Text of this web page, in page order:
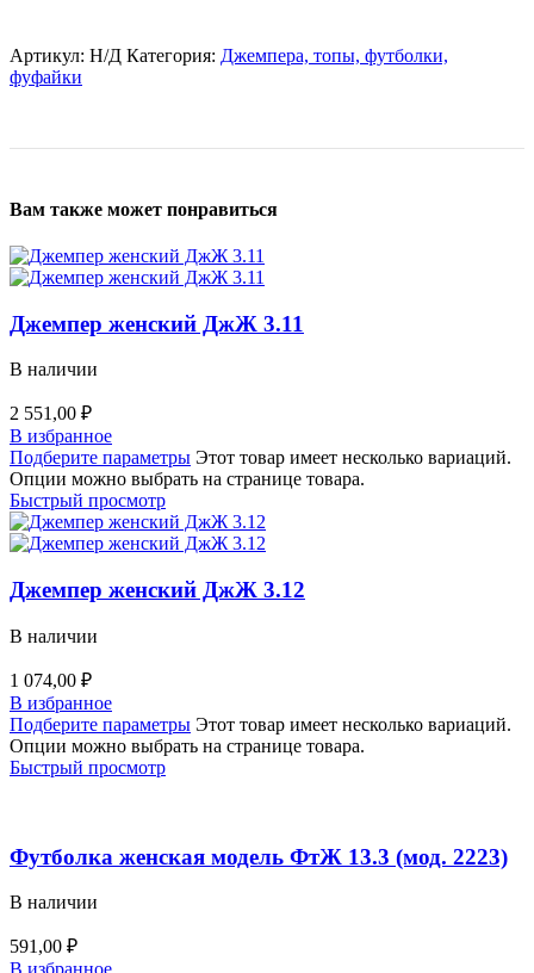
Артикул: Н/Д Категория: Джемпера, топы, футболки,
фуфайки
Вам также может понравиться
Джемпер женский ДжЖ 3.11
В наличии
2 551,00 ₽
В избранное
Подберите параметры Этот товар имеет несколько вариаций.
Опции можно выбрать на странице товара.
Быстрый просмотр
Джемпер женский ДжЖ 3.12
В наличии
1 074,00 ₽
В избранное
Подберите параметры Этот товар имеет несколько вариаций.
Опции можно выбрать на странице товара.
Быстрый просмотр
Футболка женская модель ФтЖ 13.3 (мод. 2223)
В наличии
591,00 ₽